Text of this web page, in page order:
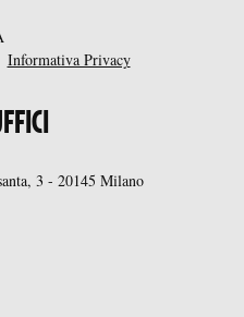
Informativa Privacy
3 - 20145 Milano